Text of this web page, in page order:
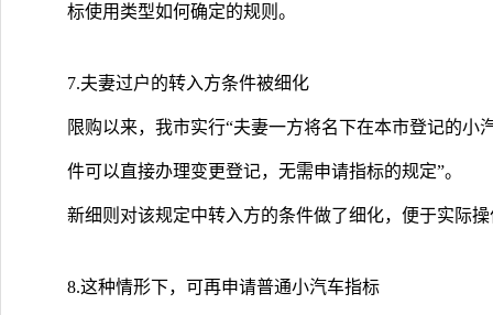
标使用类型如何确定的规则。
7.夫妻过户的转入方条件被细化
限购以来，我市实行“夫妻一方将名下在本市登记的
件可以直接办理变更登记，无需申请指标的规定”。
新细则对该规定中转入方的条件做了细化，便于实际
8.这种情形下，可再申请普通小汽车指标